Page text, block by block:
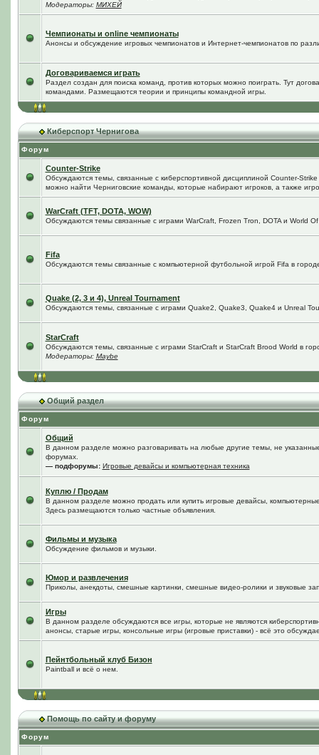
Модераторы: МИХЕЙ
Чемпионаты и online чемпионаты
Анонсы и обсуждение игровых чемпионатов и Интернет-чемпионатов по
Договариваемся играть
Раздел создан для поиска команд, против которых можно поиграть. Тут
командами. Размещаются теории и принципы командной игры.
Киберспорт Чернигова
Форум
Counter-Strike
Обсуждаются темы, связанные с киберспортивной дисциплиной Counter-Strike
можно найти Черниговские команды, которые набирают игроков, а также
WarCraft (TFT, DOTA, WOW)
Обсуждаются темы связанные с играми WarCraft, Frozen Tron, DOTA и World
Fifa
Обсуждаются темы связанные с компьютерной футбольной игрой Fifa в
Quake (2, 3 и 4), Unreal Tournament
Обсуждаются темы, связанные с играми Quake2, Quake3, Quake4 и Unreal
StarCraft
Обсуждаются темы, связанные с играми StarCraft и StarCraft Brood World в
Модераторы: Maybe
Общий раздел
Форум
Общий
В данном разделе можно разговаривать на любые другие темы, не
форумах.
— подфорумы: Игровые девайсы и компьютерная техника
Куплю / Продам
В данном разделе можно продать или купить игровые девайсы,
Здесь размещаются только частные объявления.
Фильмы и музыка
Обсуждение фильмов и музыки.
Юмор и развлечения
Приколы, анекдоты, смешные картинки, смешные видео-ролики и звуковые
Игры
В данном разделе обсуждаются все игры, которые не являются
анонсы, старые игры, консольные игры (игровые приставки) - всё это
Пейнтбольный клуб Бизон
Paintball и всё о нем.
Помощь по сайту и форуму
Форум